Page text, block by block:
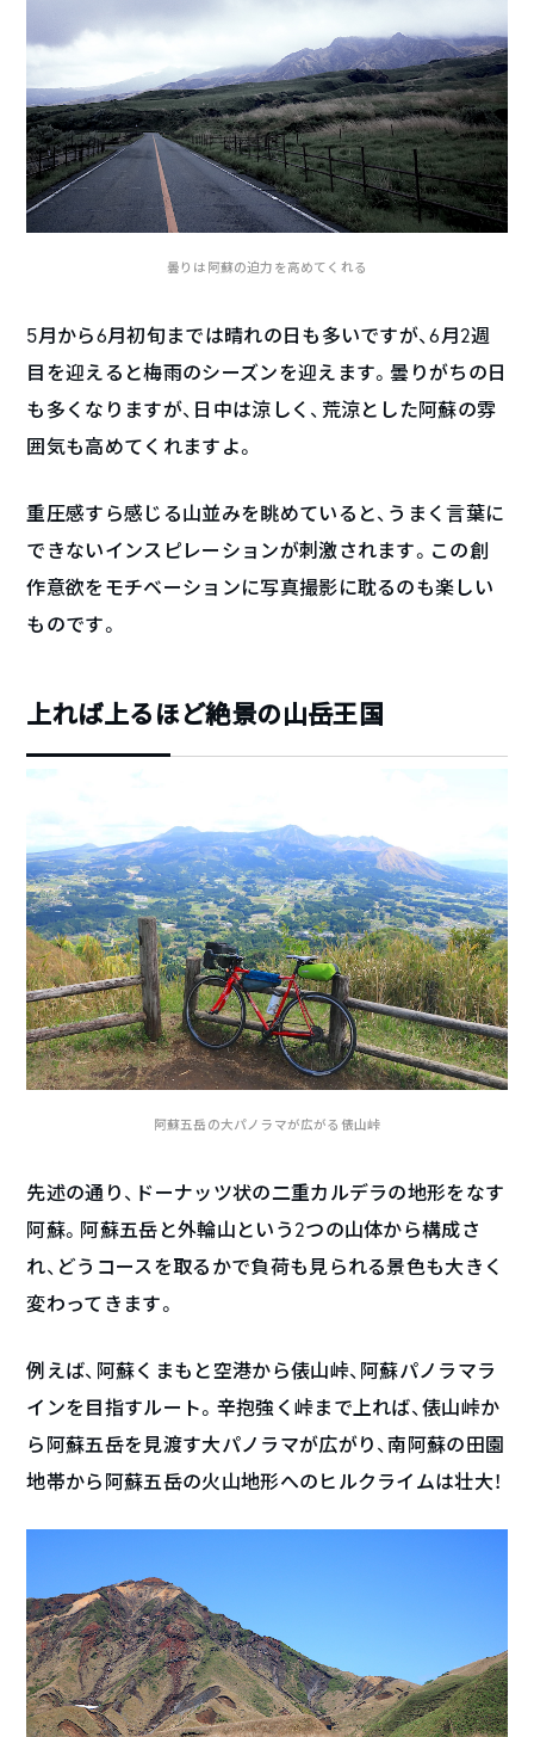
曇りは阿蘇の迫力を高めてくれる
5月から6月初旬までは晴れの日も多いですが、6月2週
目を迎えると梅雨のシーズンを迎えます。曇りがちの日
も多くなりますが、日中は涼しく、荒涼とした阿蘇の雰
囲気も高めてくれますよ。
重圧感すら感じる山並みを眺めていると、うまく言葉に
できないインスピレーションが刺激されます。この創
作意欲をモチベーションに写真撮影に耽るのも楽しい
ものです。
上れば上るほど絶景の山岳王国
阿蘇五岳の大パノラマが広がる俵山峠
先述の通り、ドーナッツ状の二重カルデラの地形をなす
阿蘇。阿蘇五岳と外輪山という2つの山体から構成さ
れ、どうコースを取るかで負荷も見られる景色も大きく
変わってきます。
例えば、阿蘇くまもと空港から俵山峠、阿蘇パノラマラ
インを目指すルート。辛抱強く峠まで上れば、俵山峠か
ら阿蘇五岳を見渡す大パノラマが広がり、南阿蘇の田園
地帯から阿蘇五岳の火山地形へのヒルクライムは壮大！